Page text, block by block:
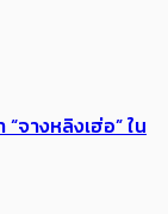
จางหลิงเฮ่อ” ใน